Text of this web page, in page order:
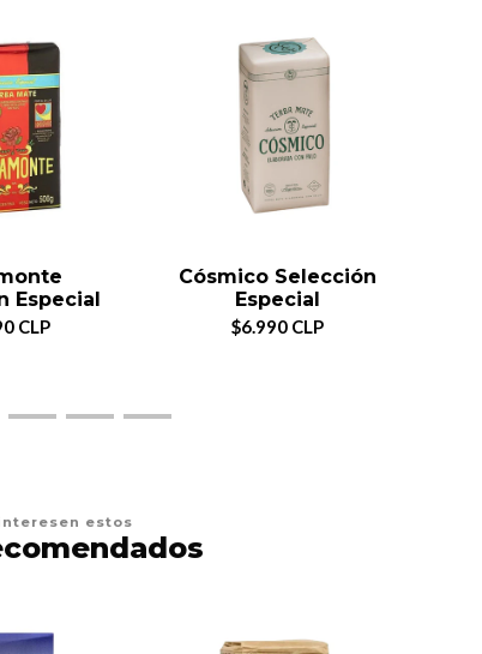
Especial
CLP
Cósmico Selección
Especial
$6.990 CLP
estos